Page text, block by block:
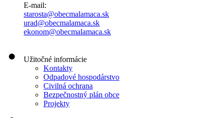
E-mail:
starosta@obecmalamaca.sk
urad@obecmalamaca.sk
ekonom@obecmalamaca.sk
Užitočné informácie
Kontakty
Odpadové hospodárstvo
Civilná ochrana
Bezpečnostný plán obce
Projekty